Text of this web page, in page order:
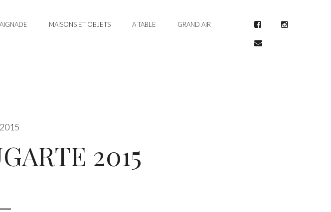
MAISONS ET OBJETS A TABLE GRAND AIR FacebookInstagram
Mail
2015